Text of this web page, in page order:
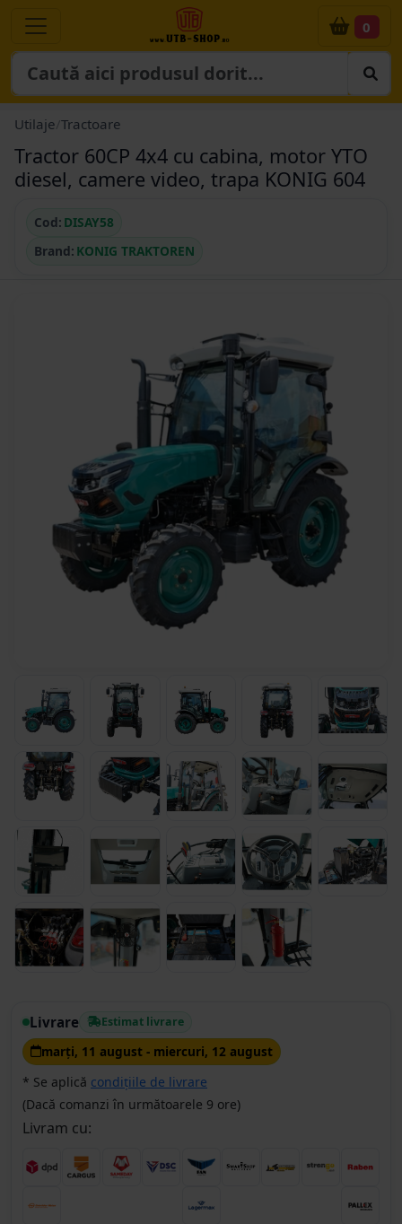
0
Utilaje Tractoare
Tractor 60CP 4x4 cu cabina, motor YTO
diesel, camere video, trapa KONIG 604
Cod: DISAY58
Brand: KONIG TRAKTOREN
Livrare Estimat livrare
marţi, 11 august - miercuri, 12 august
* Se aplică condițiile de livrare
(Dacă comanzi în următoarele 9 ore)
Livram cu: